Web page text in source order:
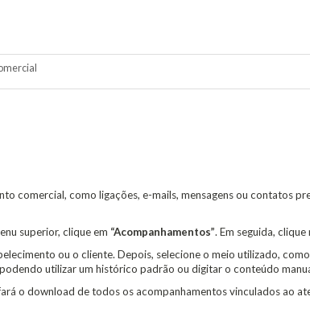
comercial, como ligações, e-mails, mensagens ou contatos
superior, clique em “Acompanhamentos”. Em seguida,
ou o cliente. Depois, selecione o meio utilizado,
utilizar um histórico padrão ou digitar o conteúdo
o download de todos os acompanhamentos vinculados ao